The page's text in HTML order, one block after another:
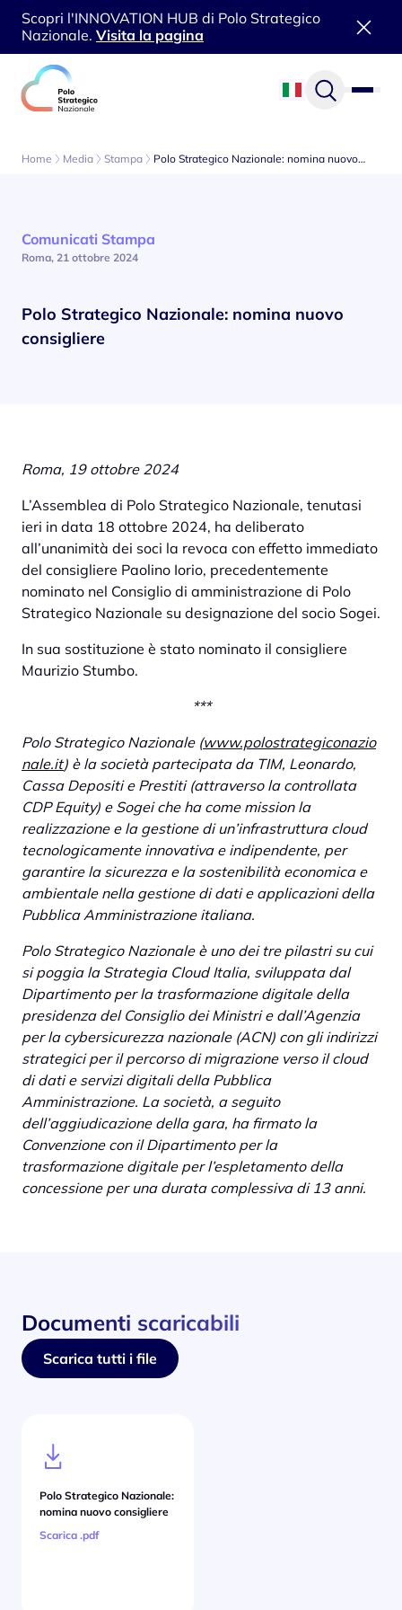
Vai al contenuto
Scopri l'INNOVATION HUB di Polo Strategico
Nazionale. Visita la pagina
Home Media Stampa Polo Strategico Nazionale: nomina nuovo…
Comunicati Stampa
Roma, 21 ottobre 2024
Polo Strategico Nazionale: nomina nuovo
consigliere
Roma, 19 ottobre 2024
L’Assemblea di Polo Strategico Nazionale, tenutasi
ieri in data 18 ottobre 2024, ha deliberato
all’unanimità dei soci la revoca con effetto immediato
del consigliere Paolino Iorio, precedentemente
nominato nel Consiglio di amministrazione di Polo
Strategico Nazionale su designazione del socio Sogei.
In sua sostituzione è stato nominato il consigliere
Maurizio Stumbo.
***
Polo Strategico Nazionale (www.polostrategiconazio
nale.it) è la società partecipata da TIM, Leonardo,
Cassa Depositi e Prestiti (attraverso la controllata
CDP Equity) e Sogei che ha come mission la
realizzazione e la gestione di un’infrastruttura cloud
tecnologicamente innovativa e indipendente, per
garantire la sicurezza e la sostenibilità economica e
ambientale nella gestione di dati e applicazioni della
Pubblica Amministrazione italiana.
Polo Strategico Nazionale è uno dei tre pilastri su cui
si poggia la Strategia Cloud Italia, sviluppata dal
Dipartimento per la trasformazione digitale della
presidenza del Consiglio dei Ministri e dall’Agenzia
per la cybersicurezza nazionale (ACN) con gli indirizzi
strategici per il percorso di migrazione verso il cloud
di dati e servizi digitali della Pubblica
Amministrazione. La società, a seguito
dell’aggiudicazione della gara, ha firmato la
Convenzione con il Dipartimento per la
trasformazione digitale per l’espletamento della
concessione per una durata complessiva di 13 anni.
Documenti scaricabili
Scarica tutti i file
Polo Strategico Nazionale:
nomina nuovo consigliere
Scarica .pdf